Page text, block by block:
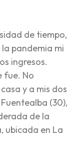
de tiempo,
pandemia mi
ingresos.
fue. No
y a mis dos
(30),
de la
ubicada en La